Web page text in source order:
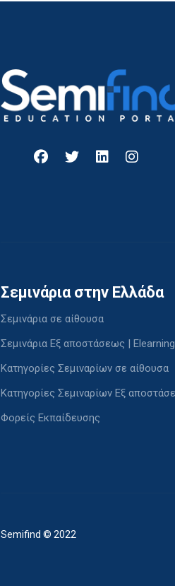
Σεμινάρια στην Ελλάδα
Σεμινάρια σε αίθουσα
Σεμινάρια Εξ αποστάσεως | Elearning
Κατηγορίες Σεμιναρίων σε αίθουσα
Κατηγορίες Σεμιναρίων Εξ
Φορείς Εκπαίδευσης
Semifind © 2022